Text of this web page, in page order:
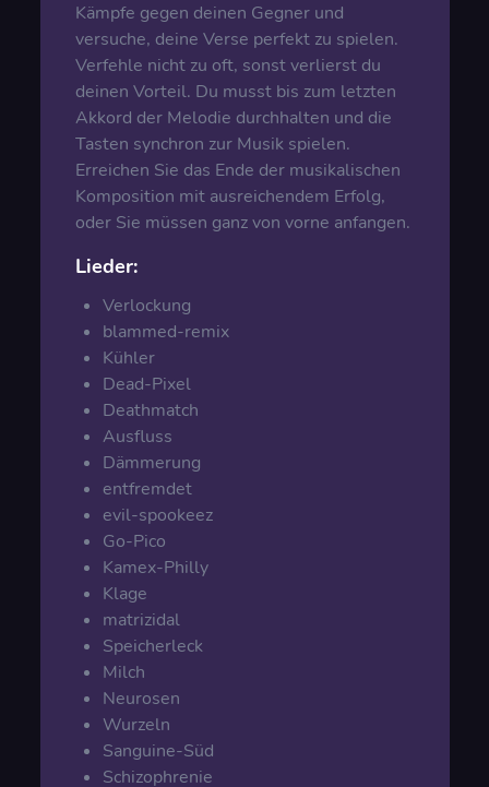
Kämpfe gegen deinen Gegner und
versuche, deine Verse perfekt zu spielen.
Verfehle nicht zu oft, sonst verlierst du
deinen Vorteil. Du musst bis zum letzten
Akkord der Melodie durchhalten und die
Tasten synchron zur Musik spielen.
Erreichen Sie das Ende der musikalischen
Komposition mit ausreichendem Erfolg,
oder Sie müssen ganz von vorne anfangen.
Lieder:
Verlockung
blammed-remix
Kühler
Dead-Pixel
Deathmatch
Ausfluss
Dämmerung
entfremdet
evil-spookeez
Go-Pico
Kamex-Philly
Klage
matrizidal
Speicherleck
Milch
Neurosen
Wurzeln
Sanguine-Süd
Schizophrenie